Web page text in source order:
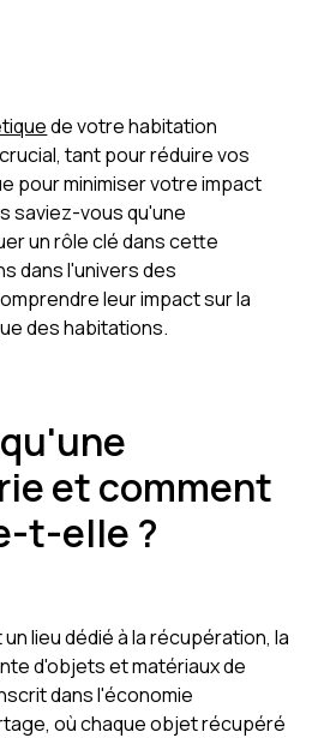
de votre habitation
tant pour réduire vos
pour minimiser votre impact
saviez-vous qu'une
un rôle clé dans cette
dans l'univers des
leur impact sur la
des habitations.
et comment
t-elle ?
lieu dédié à la récupération, la
d'objets et matériaux de
dans l'économie
où chaque objet récupéré